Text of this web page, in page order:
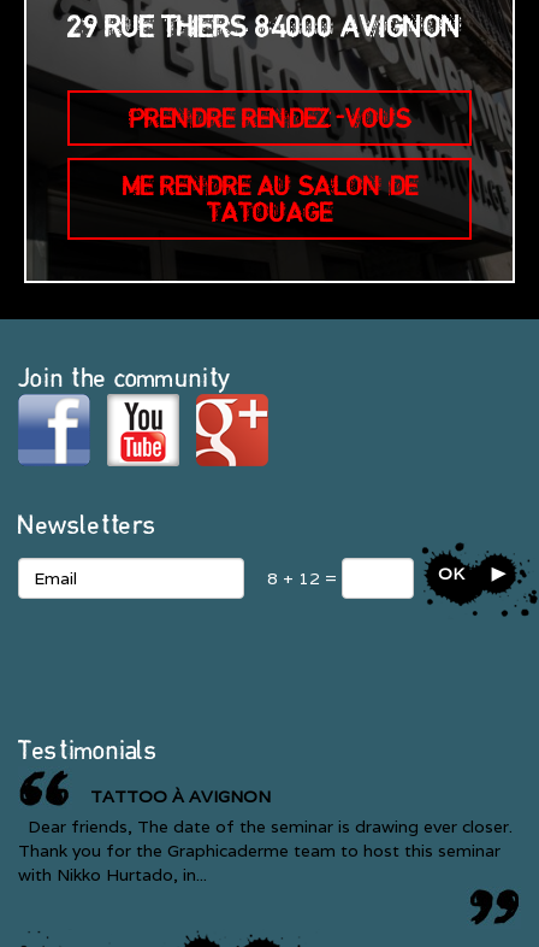
29 RUE THIERS 84000 AVIGNON
PRENDRE RENDEZ-VOUS
ME RENDRE AU SALON DE
TATOUAGE
Join the community
Newsletters
8 + 12 = OK
Testimonials
TATTOO À AVIGNON
Dear friends, The date of the seminar is drawing ever closer.
Thank you for the Graphicaderme team to host this seminar
with Nikko Hurtado, in...